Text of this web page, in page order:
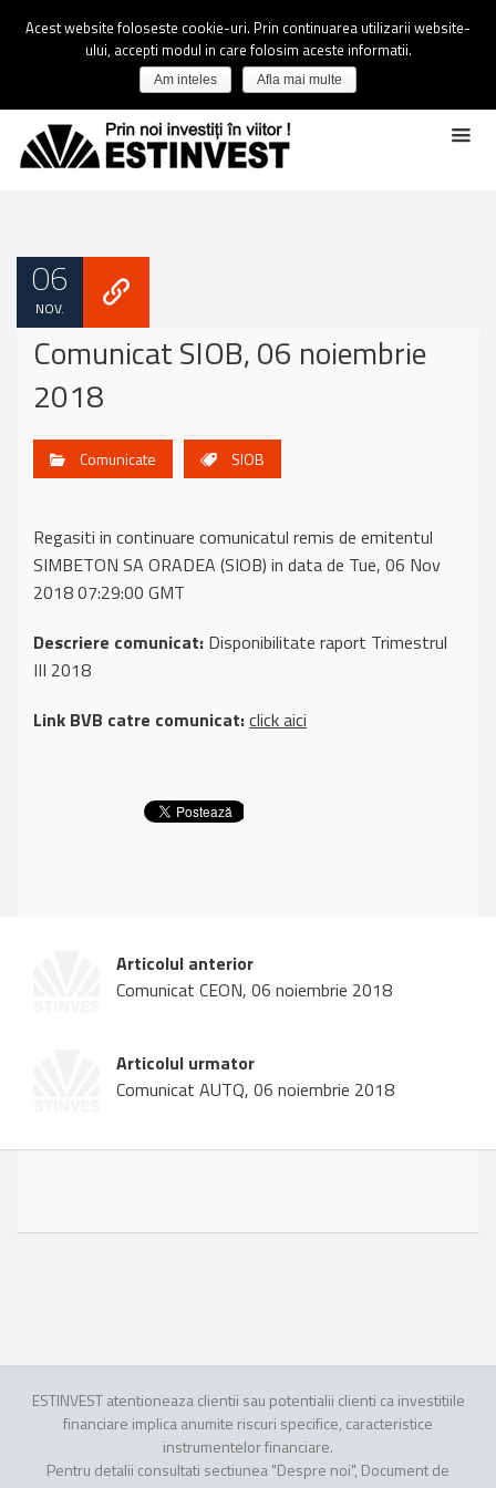
06
NOV.
Comunicat SIOB, 06 noiembrie
2018
Comunicate SIOB
Regasiti in continuare comunicatul remis de emitentul
SIMBETON SA ORADEA (SIOB) in data de Tue, 06 Nov
2018 07:29:00 GMT
Descriere comunicat: Disponibilitate raport Trimestrul
III 2018
Link BVB catre comunicat:click aici
Articolul anterior
Comunicat CEON, 06 noiembrie 2018
Articolul urmator
Comunicat AUTQ, 06 noiembrie 2018
ESTINVEST atentioneaza clientii sau potentialii clienti ca investitiile
financiare implica anumite riscuri specifice, caracteristice
instrumentelor financiare.
Pentru detalii consultati sectiunea "Despre noi", Document de
Acest website foloseste cookie-uri. Prin continuarea utilizarii website-
ului, accepti modul in care folosim aceste informatii.
Am inteles Afla mai multe